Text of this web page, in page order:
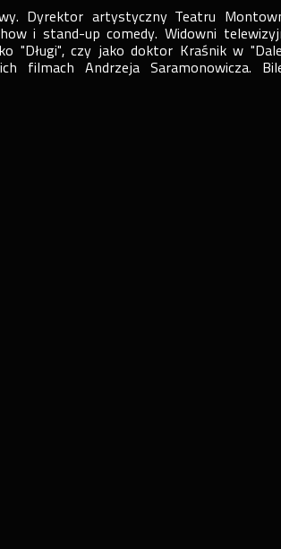
Dyrektor artystyczny Teatru
i stand-up comedy. Widowni
"Długi", czy jako doktor Kraśnik w
filmach Andrzeja Saramonowicza.